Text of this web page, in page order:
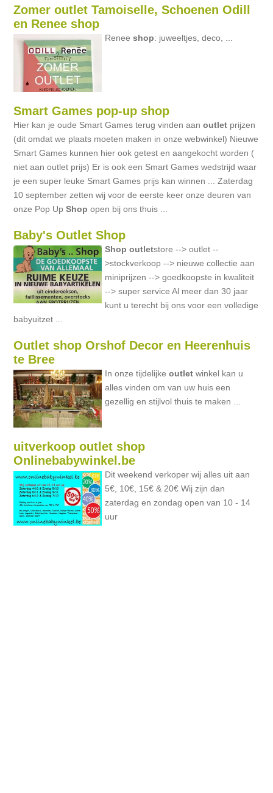
Zomer outlet Tamoiselle, Schoenen Odill
en Renee shop
Reneeshop: juweeltjes, deco, ...
Smart Games pop-up shop
Hier kan je oude Smart Games terug vinden aanoutlet prijzen
(dit omdat we plaats moeten maken in onze webwinkel) Nieuwe
Smart Games kunnen hier ook getest en aangekocht worden (
niet aan outlet prijs) Er is ook een Smart Games wedstrijd waar
je een super leuke Smart Games prijs kan winnen ... Zaterdag
10 september zetten wij voor de eerste keer onze deuren van
onze Pop UpShop open bij ons thuis ...
Baby's Outlet Shop
Shop outletstore --> outlet --
>stockverkoop --> nieuwe collectie aan
miniprijzen --> goedkoopste in kwaliteit
--> super service Al meer dan 30 jaar
kunt u terecht bij ons voor een volledige
babyuitzet ...
Outlet shop Orshof Decor en Heerenhuis
te Bree
In onze tijdelijkeoutlet winkel kan u
alles vinden om van uw huis een
gezellig en stijlvol thuis te maken ...
uitverkoop outlet shop
Onlinebabywinkel.be
Dit weekend verkoper wij alles uit aan
5€, 10€, 15€ & 20€ Wij zijn dan
zaterdag en zondag open van 10 - 14
uur